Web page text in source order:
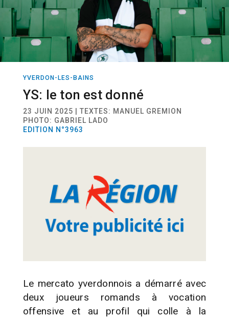
YVERDON-LES-BAINS
YS: le ton est donné
23 JUIN 2025 | TEXTES: MANUEL GREMION
PHOTO: GABRIEL LADO
EDITION N°3963
Le mercato yverdonnois a démarré avec
deux joueurs romands à vocation
offensive et au profil qui colle à la